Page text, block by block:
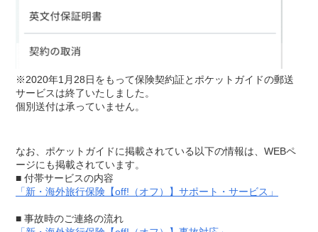
※2020年1月28日をもって保険契約証とポケットガイドの郵送
サービスは終了いたしました。
個別送付は承っていません。
なお、ポケットガイドに掲載されている以下の情報は、WEBペ
■ 付帯サービスの内容
「新・海外旅行保険【off!（オフ）】サポート・サービス」
■ 事故時のご連絡の流れ